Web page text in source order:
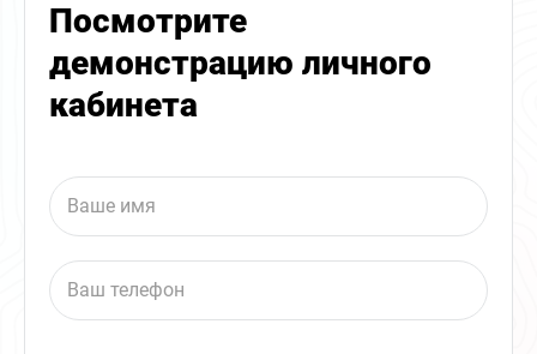
Посмотрите
демонстрацию личного
кабинета